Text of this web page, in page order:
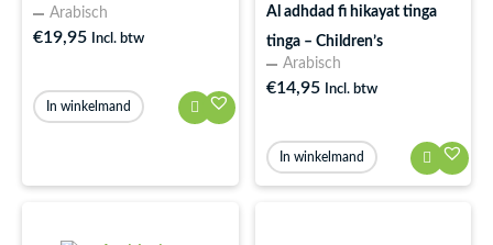
Arabisch
€19,95 Incl. btw
In winkelmand
Al adhdad fi hikayat tinga
tinga – Children’s
Arabisch
€14,95 Incl. btw
In winkelmand